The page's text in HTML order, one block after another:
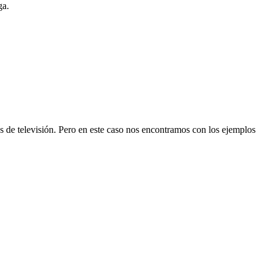
televisión. Pero en este caso nos encontramos con los ejemplos